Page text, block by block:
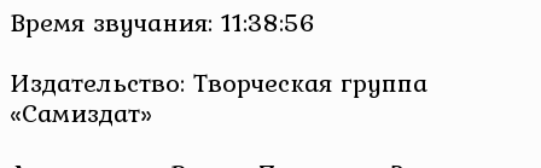
Время звучания: 11:38:56
Издательство: Творческая группа
«Самиздат»